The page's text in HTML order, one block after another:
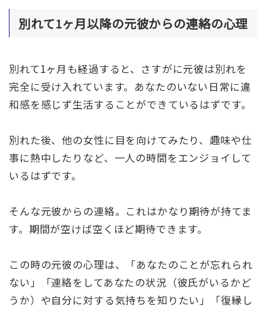
別れて1ヶ月以降の元彼からの連絡の心理
別れて1ヶ月も経過すると、さすがに元彼は別れを
完全に受け入れています。あなたのいない日常に違
和感を感じず生活することができているはずです。
別れた後、他の女性に目を向けてみたり、趣味や仕
事に熱中したりなど、一人の時間をエンジョイして
いるはずです。
そんな元彼からの連絡。これはかなり期待が持てま
す。期間が空けば空くほど期待できます。
この時の元彼の心理は、「あなたのことが忘れられ
ない」「連絡をしてあなたの状況（彼氏がいるかど
うか）や自分に対する気持ちを知りたい」「復縁し